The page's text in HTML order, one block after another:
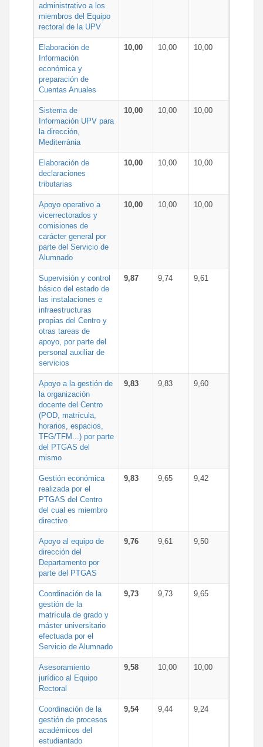
administrativo a los
miembros del Equipo
rectoral de la UPV
Elaboración de
Información
económica y
preparación de
Cuentas Anuales
10,00 10,00 10,00
Sistema de
Información UPV para
la dirección,
Mediterrània
10,00 10,00 10,00
Elaboración de
declaraciones
tributarias
10,00 10,00 10,00
Apoyo operativo a
vicerrectorados y
comisiones de
carácter general por
parte del Servicio de
Alumnado
10,00 10,00 10,00
Supervisión y control
básico del estado de
las instalaciones e
infraestructuras
propias del Centro y
otras tareas de
apoyo, por parte del
personal auxiliar de
servicios
9,87 9,74 9,61
Apoyo a la gestión de
la organización
docente del Centro
(POD, matrícula,
horarios, espacios,
TFG/TFM...) por parte
del PTGAS del
mismo
9,83 9,83 9,60
Gestión económica
realizada por el
PTGAS del Centro
del cual es miembro
directivo
9,83 9,65 9,42
Apoyo al equipo de
dirección del
Departamento por
parte del PTGAS
9,76 9,61 9,50
Coordinación de la
gestión de la
matrícula de grado y
máster universitario
efectuada por el
Servicio de Alumnado
9,73 9,73 9,65
Asesoramiento
jurídico al Equipo
Rectoral
9,58 10,00 10,00
Coordinación de la
gestión de procesos
académicos del
estudiantado
9,54 9,44 9,24